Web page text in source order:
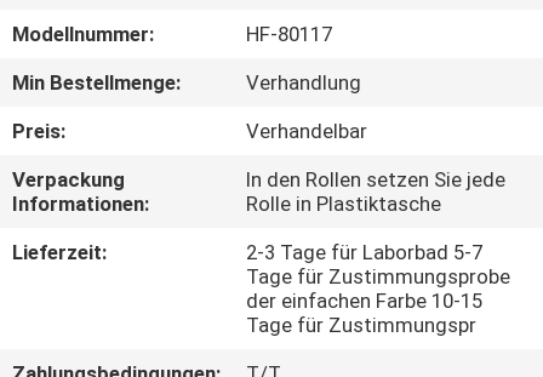
QUALITÄTSKONTROLLE
TRETEN
SIE
MIT
UNS
Modellnummer:
HF-80117
Min Bestellmenge:
Verhandlung
Preis:
Verhandelbar
Verpackung
Informationen:
In den Rollen setzen Sie jede
Rolle in Plastiktasche
Lieferzeit:
2-3 Tage für Laborbad 5-7
Tage für Zustimmungsprobe
der einfachen Farbe 10-15
Tage für Zustimmungspr